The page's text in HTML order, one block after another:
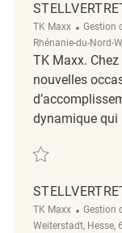
TK Maxx Gestion
Rhénanie-du-Nord-
TK Maxx.
nouvelles
dynamique qui
Sauvegarder
TK Maxx Gestion
Weiterstadt, Hesse,